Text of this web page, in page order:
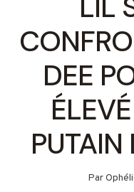
DEE
Par